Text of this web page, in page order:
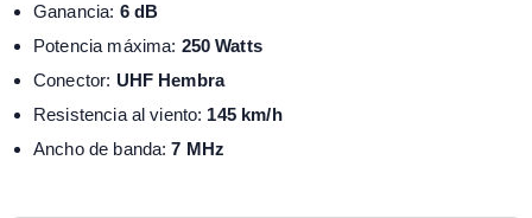
Ganancia: 6 dB
Potencia máxima: 250 Watts
Conector: UHF Hembra
Resistencia al viento: 145 km/h
Ancho de banda:7 MHz